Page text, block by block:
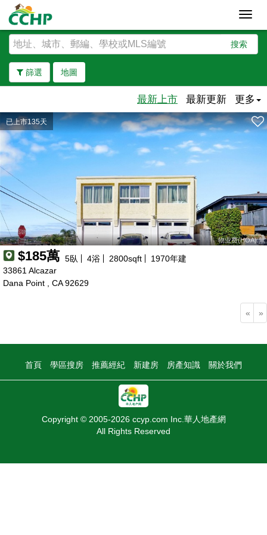
搜索
篩選 地圖
去除邊界
最新上市 最新更新 更多
已上市135天
物业费(HOA):無
$185萬 5臥 4浴 2800sqft 1970年建
33861 Alcazar
Dana Point , CA 92629
« »
首頁 學區搜房 推薦經紀 新建房 房產知識 關於我們
Copyright © 2005-2026 ccyp.com Inc.華人地產網
All Rights Reserved